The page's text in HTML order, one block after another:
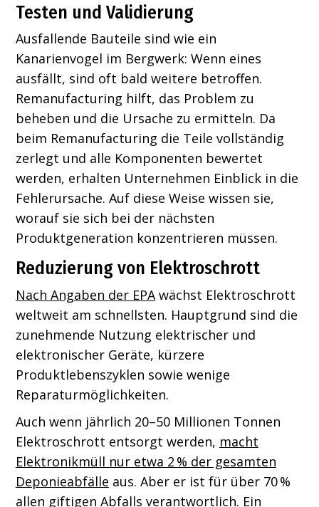
Testen und Validierung
Ausfallende Bauteile sind wie ein
Kanarienvogel im Bergwerk: Wenn eines
ausfällt, sind oft bald weitere betroffen.
Remanufacturing hilft, das Problem zu
beheben und die Ursache zu ermitteln. Da
beim Remanufacturing die Teile vollständig
zerlegt und alle Komponenten bewertet
werden, erhalten Unternehmen Einblick in die
Fehlerursache. Auf diese Weise wissen sie,
worauf sie sich bei der nächsten
Produktgeneration konzentrieren müssen.
Reduzierung von Elektroschrott
Nach Angaben der EPAwächst Elektroschrott
weltweit am schnellsten. Hauptgrund sind die
zunehmende Nutzung elektrischer und
elektronischer Geräte, kürzere
Produktlebenszyklen sowie wenige
Reparaturmöglichkeiten.
Auch wenn jährlich 20–50 Millionen Tonnen
Elektroschrott entsorgt werden, macht
Elektronikmüll nur etwa 2 % der gesamten
Deponieabfälle aus. Aber er ist für über 70 %
allen giftigen Abfalls verantwortlich. Ein